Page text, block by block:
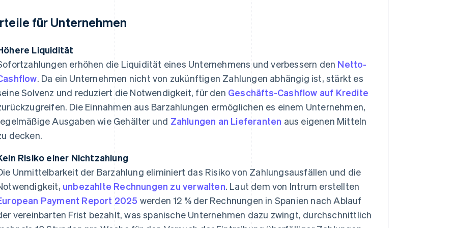
für Unternehmen
Liquidität
erhöhen die Liquidität eines Unternehmens und verbessern den Netto-
. Da ein Unternehmen nicht von zukünftigen Zahlungen abhängig ist, stärkt es
Solvenz und reduziert die Notwendigkeit, für den Geschäfts-Cashflow auf Kredite
Die Einnahmen aus Barzahlungen ermöglichen es einem Unternehmen,
Ausgaben wie Gehälter und Zahlungen an Lieferanten aus eigenen Mitteln
decken.
Risiko einer Nichtzahlung
Unmittelbarkeit der Barzahlung eliminiert das Risiko von Zahlungsausfällen und die
unbezahlte Rechnungen zu verwalten. Laut dem von Intrum erstellten
Payment Report 2025 werden 12 % der Rechnungen in Spanien nach Ablauf
vereinbarten Frist bezahlt, was spanische Unternehmen dazu zwingt, durchschnittlich